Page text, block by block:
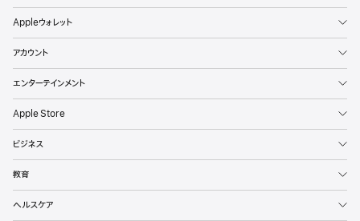
Appleウォレット
アカウント
エンターテインメント
Apple Store
ビジネス
教育
ヘルスケア